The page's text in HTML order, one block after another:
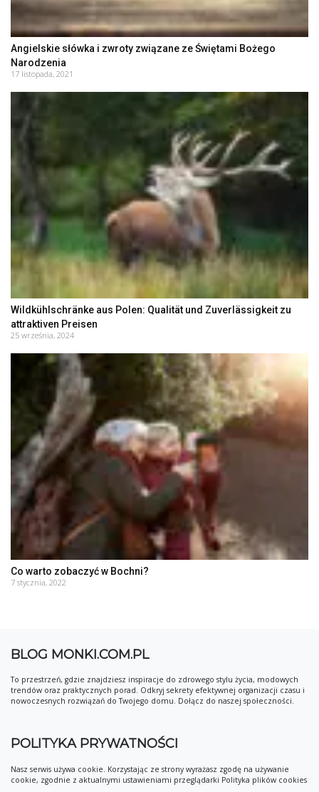
Angielskie słówka i zwroty związane ze Świętami Bożego
Narodzenia
17 listopada, 2021
Wildkühlschränke aus Polen: Qualität und Zuverlässigkeit zu
attraktiven Preisen
25 września, 2024
Co warto zobaczyć w Bochni?
7 stycznia, 2022
BLOG MONKI.COM.PL
To przestrzeń, gdzie znajdziesz inspiracje do zdrowego stylu życia, modowych
trendów oraz praktycznych porad. Odkryj sekrety efektywnej organizacji czasu i
nowoczesnych rozwiązań do Twojego domu. Dołącz do naszej społeczności.
POLITYKA PRYWATNOŚCI
Nasz serwis używa cookie. Korzystając ze strony wyrażasz zgodę na używanie
cookie, zgodnie z aktualnymi ustawieniami przeglądarki Polityka plików cookies